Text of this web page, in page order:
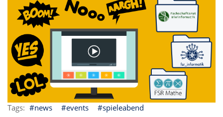
news events spieleabend